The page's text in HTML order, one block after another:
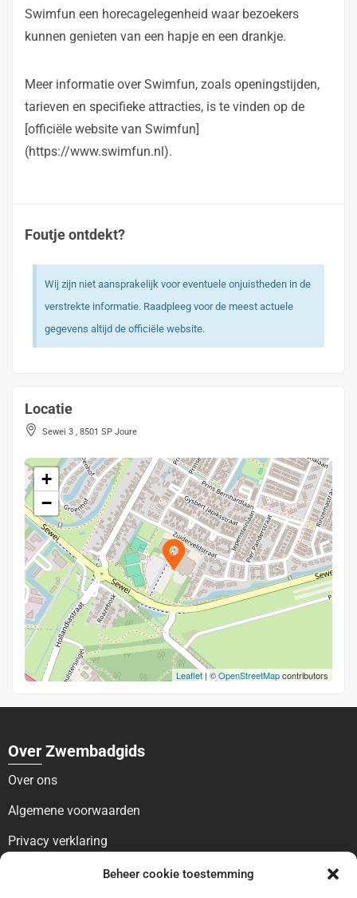
Beheer cookie toestemming
Swimfun een horecagelegenheid waar bezoekers
kunnen genieten van een hapje en een drankje.
Meer informatie over Swimfun, zoals openingstijden,
tarieven en specifieke attracties, is te vinden op de
[officiële website van Swimfun]
(https://www.swimfun.nl).
Foutje ontdekt?
Wij zijn niet aansprakelijk voor eventuele onjuistheden in de
verstrekte informatie. Raadpleeg voor de meest actuele
gegevens altijd de officiële website.
Locatie
Sewei 3 , 8501 SP Joure
+
−
Leaflet| ©OpenStreetMapcontributors
Over Zwembadgids
Over ons
Algemene voorwaarden
Privacy verklaring
Voor bezoekers